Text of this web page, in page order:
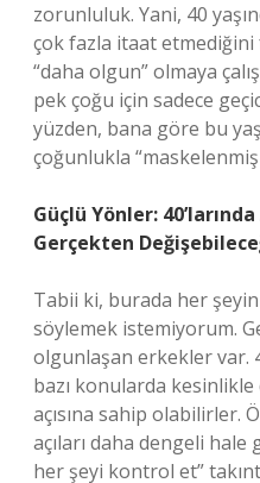
zorunluluk. Yani, 40
çok fazla itaat
“daha olgun” olmaya
pek çoğu için sadece
yüzden, bana göre bu
çoğunlukla “maskelenmiş
Güçlü Yönler:
Gerçekten
Tabii ki, burada her
söylemek istemiyorum.
olgunlaşan erkekler var.
bazı konularda kesinlikle
açısına sahip olabilirler.
açıları daha dengeli
her şeyi kontrol et”